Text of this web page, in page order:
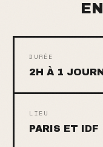
DURÉE
2H À 1
LIEU
PARIS ET IDF